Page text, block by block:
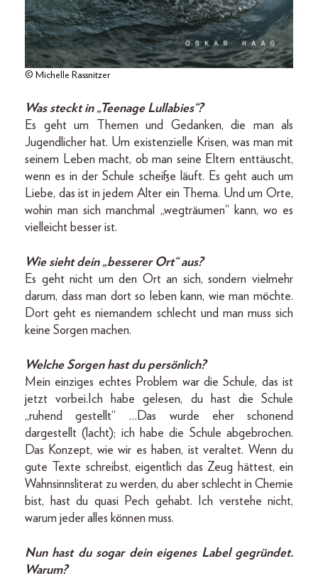
© Michelle Rassnitzer
Was steckt in „Teenage Lullabies“?
Es geht um Themen und Gedanken, die man als
Jugendlicher hat. Um existenzielle Krisen, was man mit
seinem Leben macht, ob man seine Eltern enttäuscht,
wenn es in der Schule scheiße läuft. Es geht auch um
Liebe, das ist in jedem Alter ein Thema. Und um Orte,
wohin man sich manchmal „wegträumen“ kann, wo es
vielleicht besser ist.
Wie sieht dein „besserer Ort“ aus?
Es geht nicht um den Ort an sich, sondern vielmehr
darum, dass man dort so leben kann, wie man möchte.
Dort geht es niemandem schlecht und man muss sich
keine Sorgen machen.
Welche Sorgen hast du persönlich?
Mein einziges echtes Problem war die Schule, das ist
jetzt vorbei.Ich habe gelesen, du hast die Schule
„ruhend gestellt“ …Das wurde eher schonend
dargestellt (lacht); ich habe die Schule abgebrochen.
Das Konzept, wie wir es haben, ist veraltet. Wenn du
gute Texte schreibst, eigentlich das Zeug hättest, ein
Wahnsinnsliterat zu werden, du aber schlecht in Chemie
bist, hast du quasi Pech gehabt. Ich verstehe nicht,
warum jeder alles können muss.
Nun hast du sogar dein eigenes Label gegründet.
Warum?